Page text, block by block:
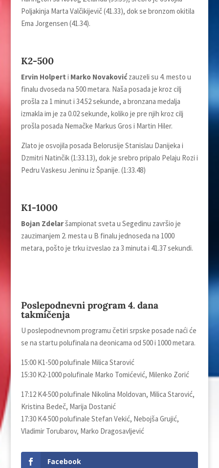
Poljakinja Marta Valčikijevič (41.33), dok se bronzom okitila
Ema Jorgensen (41.34).
K2-500
Ervin Holpert i Marko Novakovićzauzeli su 4. mesto u
finalu dvoseda na 500 metara. Naša posada je kroz cilj
prošla za 1 minut i 34.52 sekunde, a bronzana medalja
izmakla im je za 0.02 sekunde, koliko je pre njih kroz cilj
prošla posada Nemačke Markus Gros i Martin Hiler.
Zlato je osvojila posada Belorusije Stanislau Danijeka i
Dzmitri Natinčik (1:33.13), dok je srebro pripalo Pelaju Rozi i
Pedru Vaskesu Jeninu iz Španije. (1:33.48)
K1-1000
Bojan Zdelaršampionat sveta u Segedinu završio je
zauzimanjem 2. mesta u B finalu jednoseda na 1000
metara, pošto je trku izveslao za 3 minuta i 41.37 sekundi.
Poslepodnevni program 4. dana
takmičenja
U poslepodnevnom programu četiri srpske posade naći će
se na startu polufinala na deonicama od 500 i 1000 metara.
15:00 K1-500 polufinale Milica Starović
15:30 K2-1000 polufinale Marko Tomićević, Milenko Zorić
17:12 K4-500 polufinale Nikolina Moldovan, Milica Starović,
Kristina Bedeč, Marija Dostanić
17:30 K4-500 polufinale Stefan Vekić, Nebojša Grujić,
Vladimir Torubarov, Marko Dragosavljević
Facebook